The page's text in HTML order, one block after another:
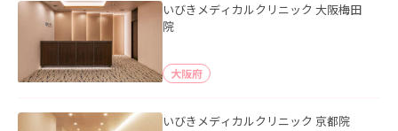
いびきメディカルクリニック 大阪梅田
院
大阪府
いびきメディカルクリニック 京都院